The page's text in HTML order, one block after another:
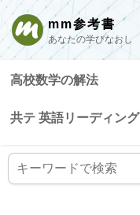
mm参考書
あなたの学びなおし
高校数学の解法
共テ 英語リーディング